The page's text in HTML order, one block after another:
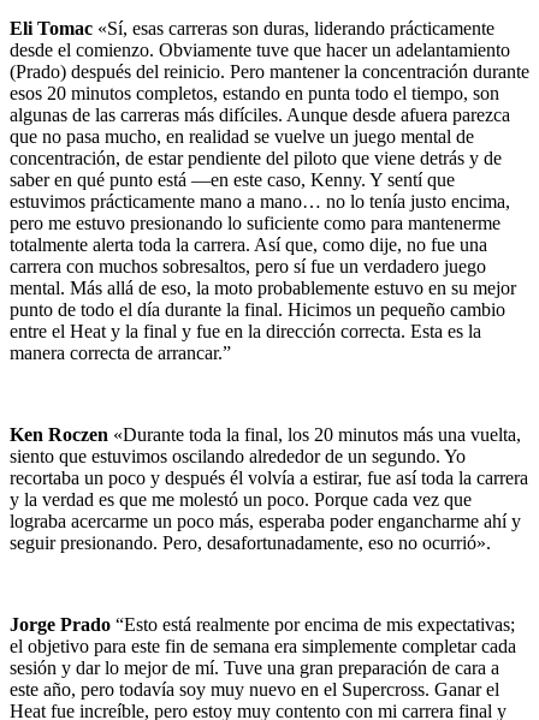
Eli Tomac «Sí, esas carreras son duras, liderando prácticamente
desde el comienzo. Obviamente tuve que hacer un adelantamiento
(Prado) después del reinicio. Pero mantener la concentración durante
esos 20 minutos completos, estando en punta todo el tiempo, son
algunas de las carreras más difíciles. Aunque desde afuera parezca
que no pasa mucho, en realidad se vuelve un juego mental de
concentración, de estar pendiente del piloto que viene detrás y de
saber en qué punto está —en este caso, Kenny. Y sentí que
estuvimos prácticamente mano a mano… no lo tenía justo encima,
pero me estuvo presionando lo suficiente como para mantenerme
totalmente alerta toda la carrera. Así que, como dije, no fue una
carrera con muchos sobresaltos, pero sí fue un verdadero juego
mental. Más allá de eso, la moto probablemente estuvo en su mejor
punto de todo el día durante la final. Hicimos un pequeño cambio
entre el Heat y la final y fue en la dirección correcta. Esta es la
manera correcta de arrancar.”
Ken Roczen «Durante toda la final, los 20 minutos más una vuelta,
siento que estuvimos oscilando alrededor de un segundo. Yo
recortaba un poco y después él volvía a estirar, fue así toda la carrera
y la verdad es que me molestó un poco. Porque cada vez que
lograba acercarme un poco más, esperaba poder engancharme ahí y
seguir presionando. Pero, desafortunadamente, eso no ocurrió».
Jorge Prado “Esto está realmente por encima de mis expectativas;
el objetivo para este fin de semana era simplemente completar cada
sesión y dar lo mejor de mí. Tuve una gran preparación de cara a
este año, pero todavía soy muy nuevo en el Supercross. Ganar el
Heat fue increíble, pero estoy muy contento con mi carrera final y